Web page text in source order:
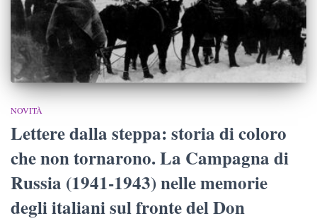
NOVITÀ
Lettere dalla steppa: storia di coloro
che non tornarono. La Campagna di
Russia (1941-1943) nelle memorie
degli italiani sul fronte del Don